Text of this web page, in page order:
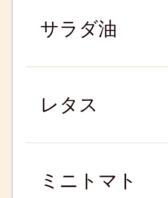
サラダ油
レタス
ミニトマト